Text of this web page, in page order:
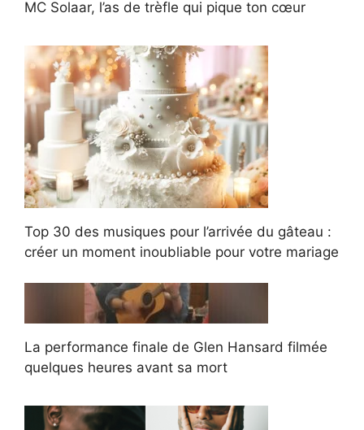
MC Solaar, l’as de trèfle qui pique ton cœur
Top 30 des musiques pour l’arrivée du gâteau :
créer un moment inoubliable pour votre mariage
La performance finale de Glen Hansard filmée
quelques heures avant sa mort